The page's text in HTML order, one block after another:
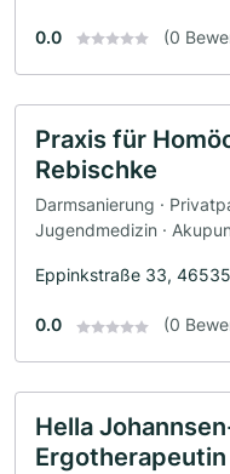
0.0 (0
Praxis für
Rebischke
Darmsanierung ·
Jugendmedizin ·
Eppinkstraße 33,
0.0 (0
Hella
Ergotherapeutin